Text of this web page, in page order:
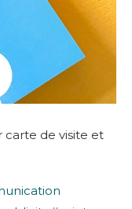
carte de visite et